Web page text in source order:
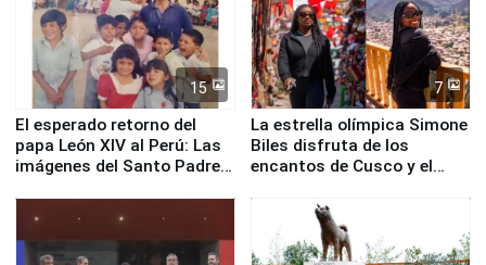
15
El esperado retorno del
papa León XIV al Perú: Las
imágenes del Santo Padre
7
La estrella olímpica Simone
Biles disfruta de los
encantos de Cusco y el